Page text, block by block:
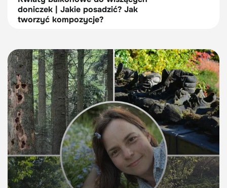
doniczek | Jakie posadzić? Jak
tworzyć kompozycje?